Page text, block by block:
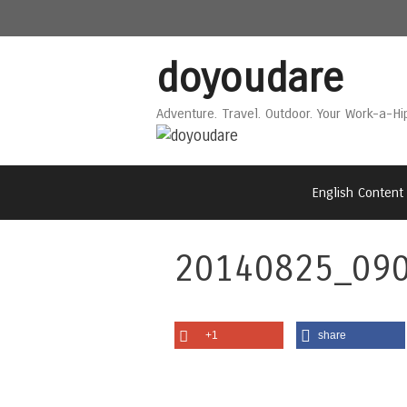
to
to
content
doyoudare
Adventure. Travel. Outdoor. Your Work-a-
English Content
+1 share